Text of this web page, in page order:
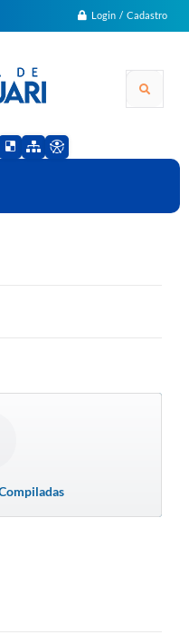
Login / Cadastro